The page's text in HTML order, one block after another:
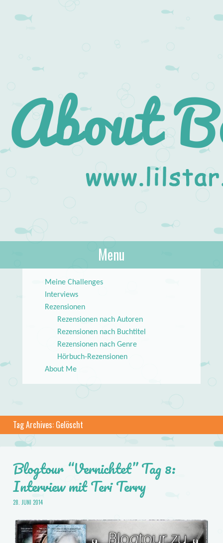
About Books
lilstar.de
Menu
Meine Challenges
Interviews
Rezensionen
Rezensionen nach Autoren
Rezensionen nach Buchtitel
Rezensionen nach Genre
Hörbuch-Rezensionen
About Me
Tag Archives: Gelöscht
Blogtour “Vernichtet” Tag 8:
Interview mit Teri Terry
28. JUNI 2014